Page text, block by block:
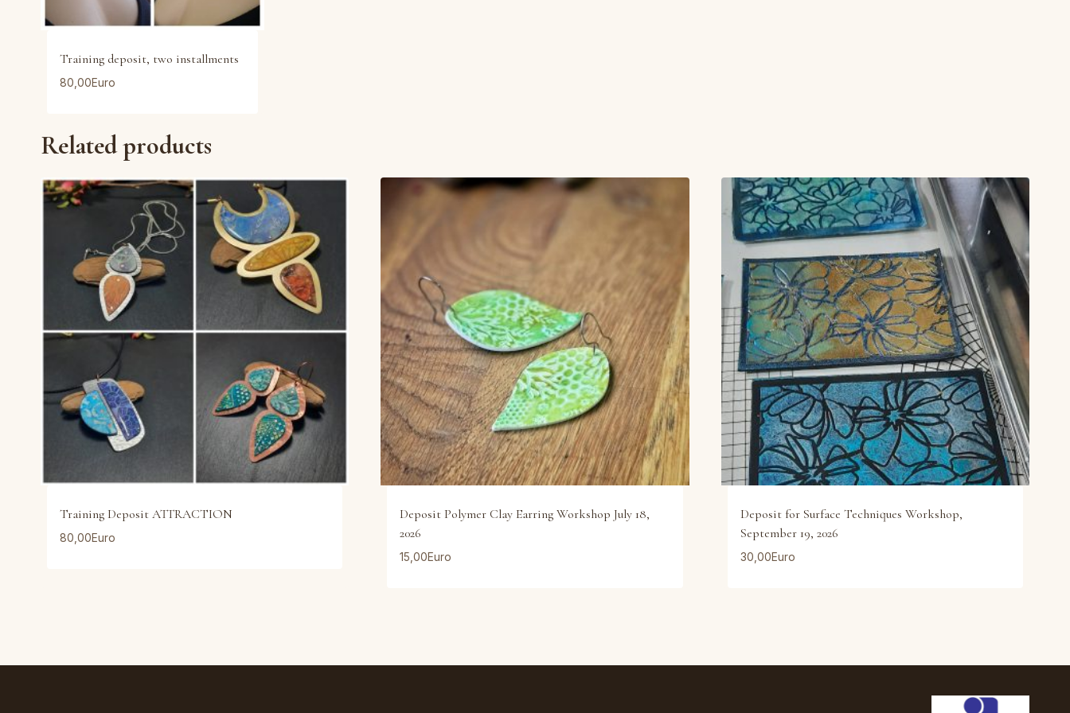
Training deposit, two installments
80,00Euro
Related products
Training Deposit ATTRACTION
80,00Euro
Deposit Polymer Clay Earring Workshop July 18,
2026
15,00Euro
Deposit for Surface Techniques Workshop,
September 19, 2026
30,00Euro